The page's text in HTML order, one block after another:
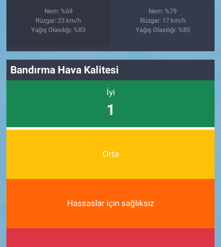
Nem: %69
Rüzgar: 23 km/h
Yağış Olasılığı: %83
Nem: %79
Rüzgar: 17 km/h
Yağış Olasılığı: %85
Bandırma Hava Kalitesi
İyi
1
Orta
Hassaslar için sağlıksız